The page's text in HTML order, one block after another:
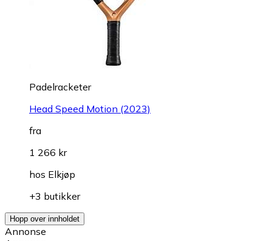
Padelracketer
Head Speed Motion (2023)
fra
1 266 kr
hos Elkjøp
+3 butikker
Hopp over innholdet
Annonse